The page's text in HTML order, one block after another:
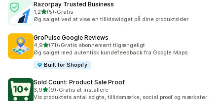
Razorpay Trusted Business
1,2ud af 5 stjerner
(5)
5 anmeldelser i alt
•Gratis
Øg salget ved at vise en tillidswidget på dine produktsider
GroPulse Google Reviews
4,9ud af 5 stjerner
(71)
71 anmeldelser i alt
•Gratis abonnement tilgængeligt
Øg salget med autentisk kundefeedback fra Google Maps
Built for Shopify
Sold Count: Product Sale Proof
3,9ud af 5 stjerner
(9)
9 anmeldelser i alt
•Gratis at installere
Vis produktets antal solgte, tillidsmærke, social proof og mærkater